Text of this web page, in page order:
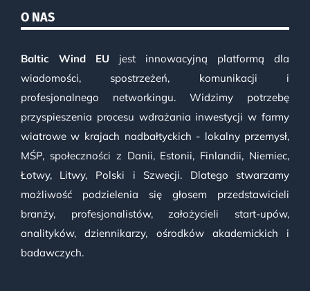
O NAS
Baltic Wind EU jest innowacyjną platformą dla
wiadomości, spostrzeżeń, komunikacji i
profesjonalnego networkingu. Widzimy potrzebę
przyspieszenia procesu wdrażania inwestycji w farmy
wiatrowe w krajach nadbałtyckich - lokalny przemysł,
MŚP, społeczności z Danii, Estonii, Finlandii, Niemiec,
Łotwy, Litwy, Polski i Szwecji. Dlatego stwarzamy
możliwość podzielenia się głosem przedstawicieli
branży, profesjonalistów, założycieli start-upów,
analityków, dziennikarzy, ośrodków akademickich i
badawczych.